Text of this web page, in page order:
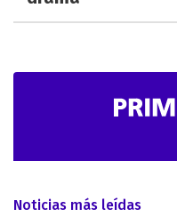
Noticias más leídas